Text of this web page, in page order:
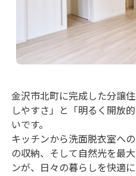
金沢市北町に完成した分譲
しやすさ」と「明るく開放
いです。
キッチンから洗面脱衣室へ
の収納、そして自然光を最
ンが、日々の暮らしを快適に